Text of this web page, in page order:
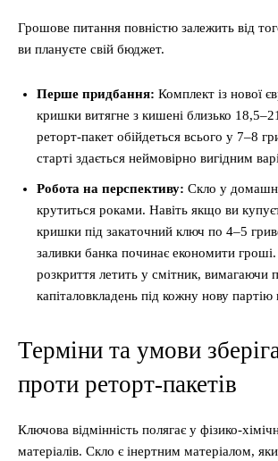
Грошове питання повністю залежить від
ви плануєте свій бюджет.
Перше придбання: Комплект із нової
кришки витягне з кишені близько
реторт-пакет обійдеться всього у 7–8
старті здається неймовірно вигідним
Робота на перспективу: Скло у
крутиться роками. Навіть якщо ви
кришки під закаточний ключ по 4–5
заливки банка починає економити
розкриття летить у смітник, вимагаючи
капіталовкладень під кожну нову партію
Терміни та умови
проти реторт-пакетів
Ключова відмінність полягає у фізико-
матеріалів. Скло є інертним матеріалом,